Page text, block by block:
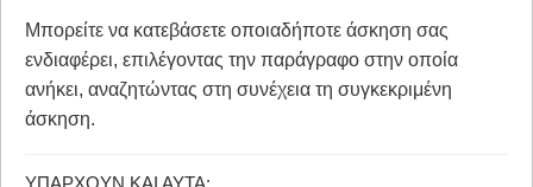
Μπορείτε να κατεβάσετε οποιαδήποτε άσκηση σας
ενδιαφέρει, επιλέγοντας την παράγραφο στην οποία
ανήκει, αναζητώντας στη συνέχεια τη συγκεκριμένη
άσκηση.